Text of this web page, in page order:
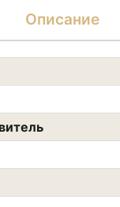
Описание